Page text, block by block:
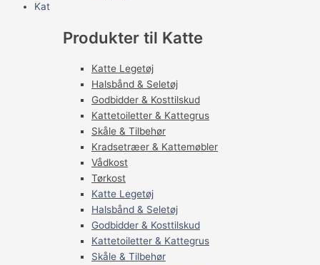
Kat
Produkter til Katte
Katte Legetøj
Halsbånd & Seletøj
Godbidder & Kosttilskud
Kattetoiletter & Kattegrus
Skåle & Tilbehør
Kradsetræer & Kattemøbler
Vådkost
Tørkost
Katte Legetøj
Halsbånd & Seletøj
Godbidder & Kosttilskud
Kattetoiletter & Kattegrus
Skåle & Tilbehør